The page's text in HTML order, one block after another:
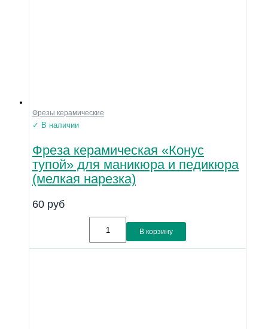
Фрезы керамические
✓ В наличии
Фреза керамическая «Конус
тупой» для маникюра и педикюра
(мелкая нарезка)
60 руб
В корзину